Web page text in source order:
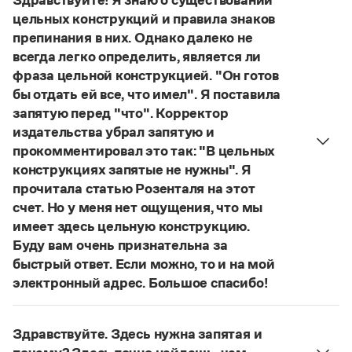
Словари русского языка как государственного
Справочники
Правила русской орфографии и пунктуации
Русский язык. Краткий теоретический курс
для школьников
Письмовник
Справочник по пунктуации
Словарь-справочник трудностей
Справочник по фразеологии
Азбучные истины
Словарь-справочник непростые слова
Все справочники портала
Новости и события
Управление в русском языке
Словарь русских имён
Словарь методических терминов
Правила русской орфографии и пунктуации
(1956)
Страница ответа
цельных конструкций и правила знаков
препинания в них. Однако далеко не
всегда легко определить, является ли
фраза цельной конструкцией. "Он готов
бы отдать ей все, что имел". Я поставила
запятую перед "что". Корректор
издательства убрал запятую и
прокомментировал это так: "В цельных
конструкциях запятые не нужны". Я
прочитала статью Розенталя на этот
счет. Но у меня нет ощущения, что мы
имеет здесь цельную конструкцию.
Буду вам очень признательна за
быстрый ответ. Если можно, то и на мой
электронный адрес. Большое спасибо!
Действительно, в данном случае не приходится
(термин из справочника по пунктуации
Здравствуйте. Здесь нужна запятая и